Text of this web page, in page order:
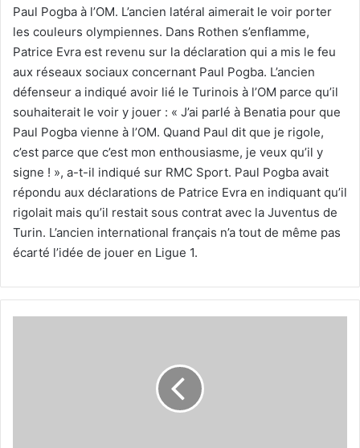
Paul Pogba à l’OM. L’ancien latéral aimerait le voir porter
les couleurs olympiennes. Dans Rothen s’enflamme,
Patrice Evra est revenu sur la déclaration qui a mis le feu
aux réseaux sociaux concernant Paul Pogba. L’ancien
défenseur a indiqué avoir lié le Turinois à l’OM parce qu’il
souhaiterait le voir y jouer : « J’ai parlé à Benatia pour que
Paul Pogba vienne à l’OM. Quand Paul dit que je rigole,
c’est parce que c’est mon enthousiasme, je veux qu’il y
signe ! », a-t-il indiqué sur RMC Sport. Paul Pogba avait
répondu aux déclarations de Patrice Evra en indiquant qu’il
rigolait mais qu’il restait sous contrat avec la Juventus de
Turin. L’ancien international français n’a tout de même pas
écarté l’idée de jouer en Ligue 1.